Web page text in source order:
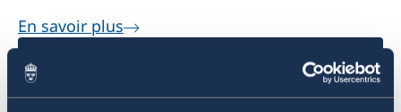
En savoir plus